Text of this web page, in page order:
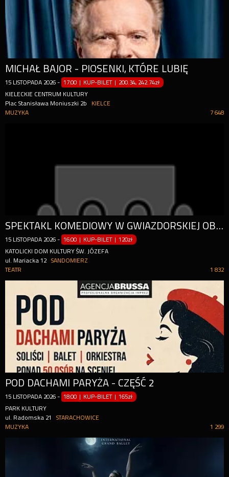
MICHAŁ BAJOR - PIOSENKI, KTÓRE LUBIĘ
15 LISTOPADA 2026 - 17:00 | KUP-BILET | 200.34, 242.74zł
KIELECKIE CENTRUM KULTURY
Plac Stanisława Moniuszki 2b
KIELCE
7 648
MUZYKA
SPEKTAKL KOMEDIOWY W GWIAZDORSKIEJ OBSADZIE!
15 LISTOPADA 2026 - 16:00 | KUP-BILET |120zł
KATOLICKI DOM KULTURY ŚW. JÓZEFA
ul. Mariacka 12
SANDOMIERZ
1 832
TEATR
POD DACHAMI PARYŻA - CZĘŚĆ 2
15 LISTOPADA 2026 - 18:00 | KUP-BILET |165zł
PARK KULTURY
ul. Radomska 21
STARACHOWICE
1 299
MUZYKA